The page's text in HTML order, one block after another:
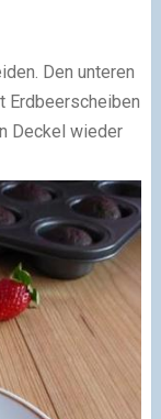
Den unteren
Erdbeerscheiben
Deckel wieder